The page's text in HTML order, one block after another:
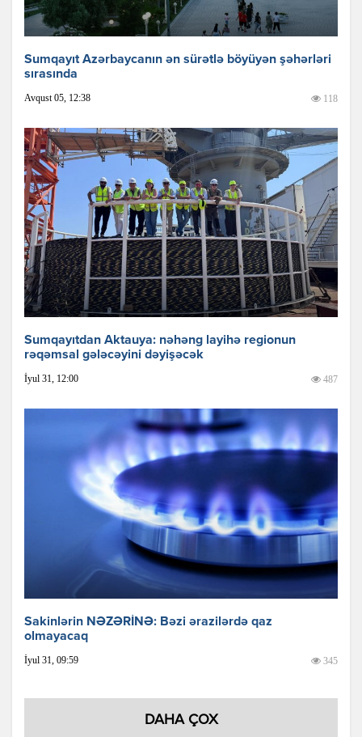
Sumqayıt Azərbaycanın ən sürətlə böyüyən şəhərləri
sırasında
Avqust 05, 12:38 118
Sumqayıtdan Aktauya: nəhəng layihə regionun
rəqəmsal gələcəyini dəyişəcək
İyul 31, 12:00 487
Sakinlərin NƏZƏRİNƏ: Bəzi ərazilərdə qaz
olmayacaq
İyul 31, 09:59 345
DAHA ÇOX